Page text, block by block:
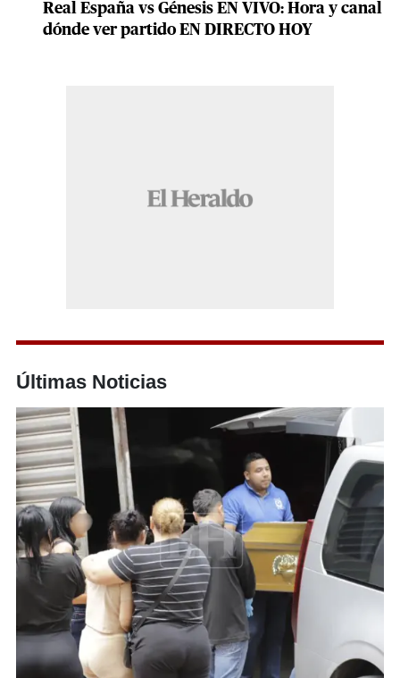
Real España vs Génesis EN VIVO: Hora y canal
dónde ver partido EN DIRECTO HOY
Últimas Noticias